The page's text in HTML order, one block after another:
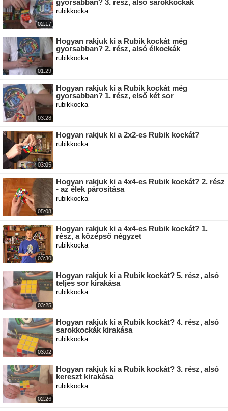
02:17
gyorsabban? 3. rész, alsó sarokkockák
rubikkocka
01:29
Hogyan rakjuk ki a Rubik kockát még
gyorsabban? 2. rész, alsó élkockák
rubikkocka
03:28
Hogyan rakjuk ki a Rubik kockát még
gyorsabban? 1. rész, első két sor
rubikkocka
03:05
Hogyan rakjuk ki a 2x2-es Rubik kockát?
rubikkocka
05:08
Hogyan rakjuk ki a 4x4-es Rubik kockát? 2. rész
- az élek párosítása
rubikkocka
03:30
Hogyan rakjuk ki a 4x4-es Rubik kockát? 1.
rész, a középső négyzet
rubikkocka
03:25
Hogyan rakjuk ki a Rubik kockát? 5. rész, alsó
teljes sor kirakása
rubikkocka
03:02
Hogyan rakjuk ki a Rubik kockát? 4. rész, alsó
sarokkockák kirakása
rubikkocka
02:26
Hogyan rakjuk ki a Rubik kockát? 3. rész, alsó
kereszt kirakása
rubikkocka